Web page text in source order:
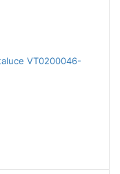
VT0200046-